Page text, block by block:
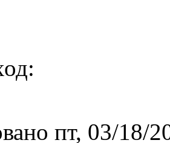
пт, 03/18/